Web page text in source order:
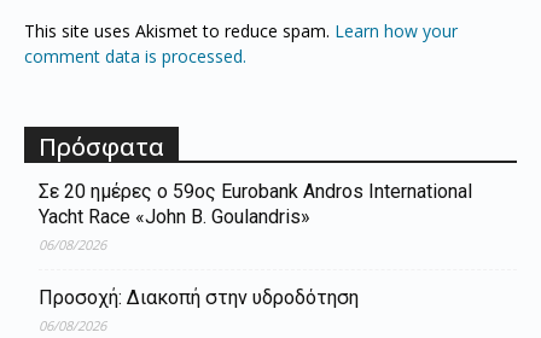
This site uses Akismet to reduce spam. Learn how your
comment data is processed.
Πρόσφατα
Σε 20 ημέρες ο 59ος Eurobank Andros International
Yacht Race «John B. Goulandris»
06/08/2026
Προσοχή: Διακοπή στην υδροδότηση
06/08/2026